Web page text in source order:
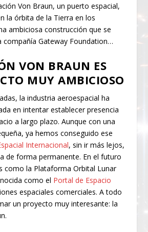
Von Braun, un puerto espacial,
la órbita de la Tierra en los
ambiciosa construcción que se
compañía Gateway Foundation…
VON BRAUN ES
MUY AMBICIOSO
la industria aeroespacial ha
en intentar establecer presencia
a largo plazo. Aunque con una
ya hemos conseguido ese
Internacional, sin ir más lejos,
de forma permanente. En el futuro
como la Plataforma Orbital Lunar
como el Portal de Espacio
espaciales comerciales. A todo
un proyecto muy interesante: la